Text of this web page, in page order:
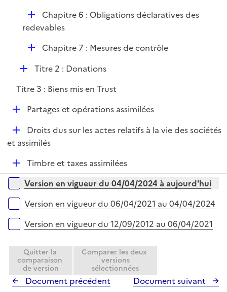
e
l
r
D
é
i
e
r
Chapitre 6 : Obligations déclaratives des
redevables
D
p
l
i
e
Chapitre 7 : Mesures de contrôle
D
p
l
e
r
Titre 2 : Donations
Titre 3 : Biens mis en Trust
D
l
r
Partages et opérations assimilées
D
é
e
r
Droits dus sur les actes relatifs à la vie des sociétés
et assimilés
D
é
p
e
Timbre et taxes assimilées
Versions sur la période
Version en vigueur du 04/04/2024 à aujourd'hui
Version en vigueur du 06/04/2021 au 04/04/2024
Version en vigueur du 12/09/2012 au 06/04/2021
Quitter la
comparaison
de version
Comparer les deux
versions
sélectionnées
Document précédent Document suivant